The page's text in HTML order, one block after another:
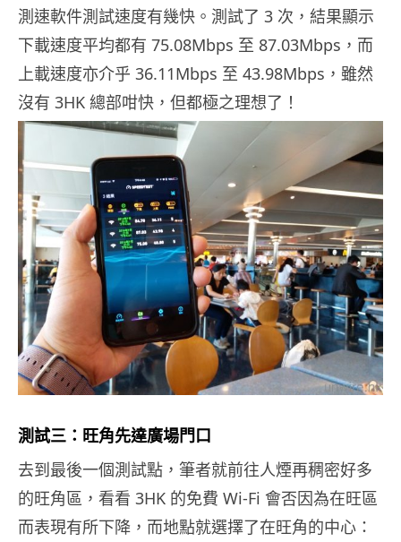
測速軟件測試速度有幾快。測試了 3 次，結果顯示
下載速度平均都有 75.08Mbps 至 87.03Mbps，而
上載速度亦介乎 36.11Mbps 至 43.98Mbps，雖然
沒有 3HK 總部咁快，但都極之理想了！
測試三：旺角先達廣場門口
去到最後一個測試點，筆者就前往人煙再稠密好多
的旺角區，看看 3HK 的免費 Wi-Fi 會否因為在旺區
而表現有所下降，而地點就選擇了在旺角的中心：